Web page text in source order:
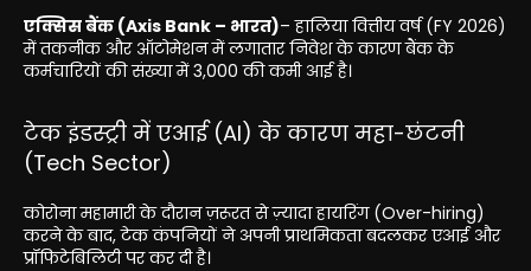
एक्सिस बैंक (Axis Bank – भारत)– हालिया वित्तीय वर्ष (FY 2026)
में तकनीक और ऑटोमेशन में लगातार निवेश के कारण बैंक के
कर्मचारियों की संख्या में 3,000 की कमी आई है।
टेक इंडस्ट्री में एआई (AI) के कारण महा-छंटनी
(Tech Sector)
कोरोना महामारी के दौरान ज़रूरत से ज़्यादा हायरिंग (Over-hiring)
करने के बाद, टेक कंपनियों ने अपनी प्राथमिकता बदलकर एआई और
प्रॉफिटेबिलिटी पर कर दी है।